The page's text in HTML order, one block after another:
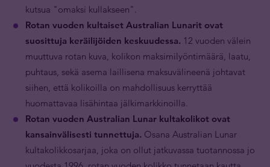
kutsua "omaksi kullakseen".
Rotan vuoden kultaiset Australian Lunarit ovat
suosittuja keräilijöiden keskuudessa. 12 vuoden välein
muuttuva rotan kuva, kolikon maksimilyöntimäärä, laatu,
puhtaus, sekä asema laillisena maksuvälineenä johtavat
siihen, että kolikoilla on mahdollisuus kerryttää
huomattavaa lisähintaa jälkimarkkinoilla.
Rotan vuoden Australian Lunar kultakolikot ovat
kansainvälisesti tunnettuja. Osana Australian Lunar
kultakolikkosarjaa, joka on ollut jatkuvassa tuotannossa jo